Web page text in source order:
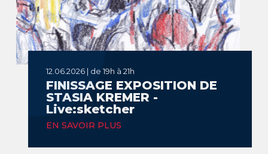
12.06.2026 | de 19h à 21h
FINISSAGE EXPOSITION DE
STASIA KREMER -
Live:sketcher
EN SAVOIR PLUS